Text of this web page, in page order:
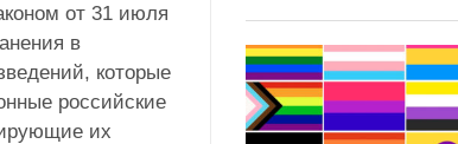
от 31 июля
в
которые
российские
их